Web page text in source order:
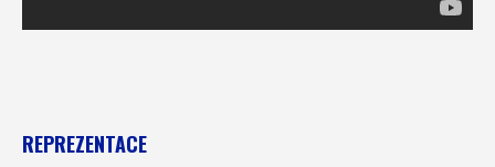
REPREZENTACE